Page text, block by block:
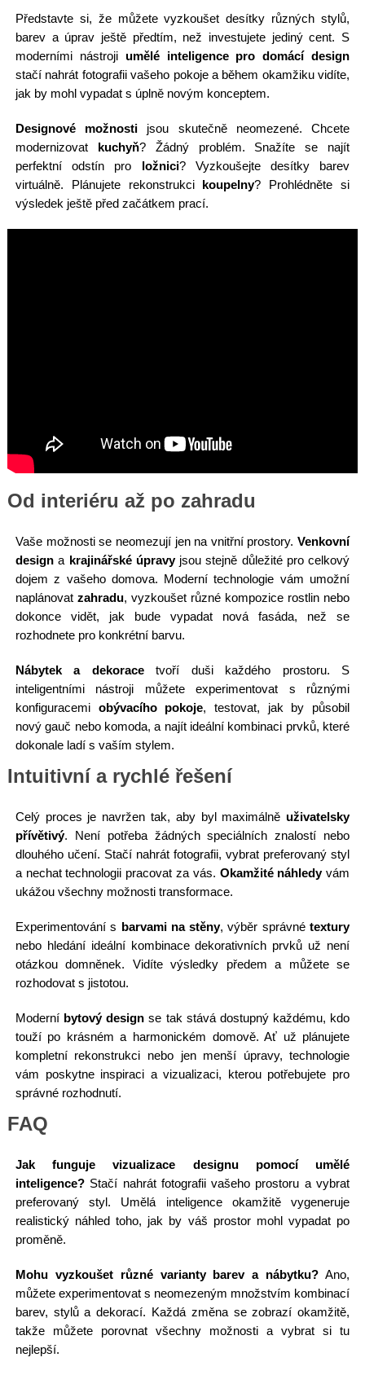
Představte si, že můžete vyzkoušet desítky různých stylů,
barev a úprav ještě předtím, než investujete jediný cent. S
moderními nástroji umělé inteligence pro domácí design
stačí nahrát fotografii vašeho pokoje a během okamžiku vidíte,
jak by mohl vypadat s úplně novým konceptem.
Designové možnosti jsou skutečně neomezené. Chcete
modernizovat kuchyň? Žádný problém. Snažíte se najít
perfektní odstín pro ložnici? Vyzkoušejte desítky barev
virtuálně. Plánujete rekonstrukci koupelny? Prohlédněte si
výsledek ještě před začátkem prací.
Od interiéru až po zahradu
Vaše možnosti se neomezují jen na vnitřní prostory.Venkovní
designa krajinářské úpravyjsou stejně důležité pro celkový
dojem z vašeho domova. Moderní technologie vám umožní
naplánovat zahradu, vyzkoušet různé kompozice rostlin nebo
dokonce vidět, jak bude vypadat nová fasáda, než se
rozhodnete pro konkrétní barvu.
Nábytek a dekoracetvoří duši každého prostoru. S
inteligentními nástroji můžete experimentovat s různými
konfiguracemi obývacího pokoje, testovat, jak by působil
nový gauč nebo komoda, a najít ideální kombinaci prvků, které
dokonale ladí s vaším stylem.
Intuitivní a rychlé řešení
Celý proces je navržen tak, aby byl maximálně uživatelsky
přívětivý. Není potřeba žádných speciálních znalostí nebo
dlouhého učení. Stačí nahrát fotografii, vybrat preferovaný styl
a nechat technologii pracovat za vás. Okamžité náhledyvám
ukážou všechny možnosti transformace.
Experimentování s barvami na stěny, výběr správnétextury
nebo hledání ideální kombinace dekorativních prvků už není
otázkou domněnek. Vidíte výsledky předem a můžete se
rozhodovat s jistotou.
Moderní bytový design se tak stává dostupný každému, kdo
touží po krásném a harmonickém domově. Ať už plánujete
kompletní rekonstrukci nebo jen menší úpravy, technologie
vám poskytne inspiraci a vizualizaci, kterou potřebujete pro
správné rozhodnutí.
FAQ
Jak funguje vizualizace designu pomocí umělé
inteligence?Stačí nahrát fotografii vašeho prostoru a vybrat
preferovaný styl. Umělá inteligence okamžitě vygeneruje
realistický náhled toho, jak by váš prostor mohl vypadat po
proměně.
Mohu vyzkoušet různé varianty barev a nábytku? Ano,
můžete experimentovat s neomezeným množstvím kombinací
barev, stylů a dekorací. Každá změna se zobrazí okamžitě,
takže můžete porovnat všechny možnosti a vybrat si tu
nejlepší.